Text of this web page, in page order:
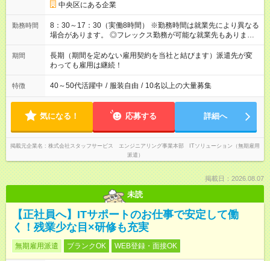
中央区にある企業
勤務時間
8：30～17：30（実働8時間） ※勤務時間は就業先により異なる
場合があります。 ◎フレックス勤務が可能な就業先もありま
す。 ◎今よりもさらに働きやすい環境をつくるべく、 働き方
改革に全社をあげて取り組んでいます。
期間
長期（期間を定めない雇用契約を当社と結びます）派遣先が変
わっても雇用は継続！
特徴 40～50代活躍中 / 服装自由 / 10名以上の大量募集
気になる！ 応募する 詳細へ
掲載元企業名
株式会社スタッフサービス エンジニアリング事業本部 ITソリューション（無期雇用
派遣）
掲載日：2026.08.07
未読
【正社員へ】ITサポートのお仕事で安定して働
く！残業少な目×研修も充実
無期雇用派遣 ブランクOK WEB登録・面接OK